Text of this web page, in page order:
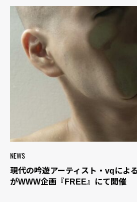
NEWS
現代の吟遊アーティスト・vqによ
がWWW企画『FREE』にて開催